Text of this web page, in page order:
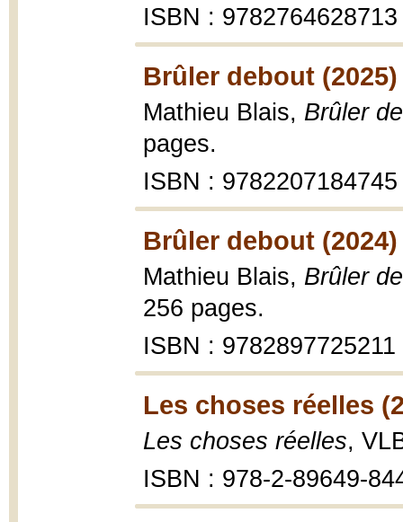
ISBN : 9782764628713
Brûler debout (2025)
Mathieu Blais, Brûler
pages.
ISBN : 9782207184745
Brûler debout (2024)
Mathieu Blais, Brûler
256 pages.
ISBN : 9782897725211
Les choses réelles
Les choses réelles,
ISBN : 978-2-89649-